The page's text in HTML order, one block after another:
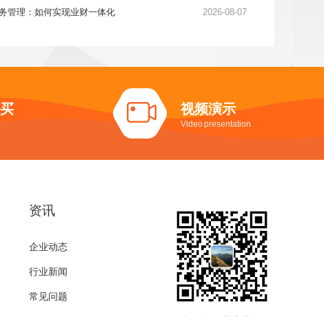
管理：如何实现业财一体化
2026-08-07
视频演示
Video presentation
资讯
企业动态
行业新闻
常见问题